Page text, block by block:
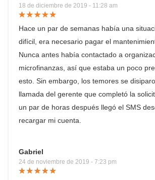
18 de diciembre de 2019 - 11:28 am
Hace un par de semanas había una
difícil, era necesario pagar el
Nunca antes había contactado a
microfinanzas, así que estaba un poco
esto. Sin embargo, los temores se
llamada del gerente que completó la
un par de horas después llegó el SMS
recargar mi cuenta.
Gabriel
24 de noviembre de 2019 - 7:23 pm